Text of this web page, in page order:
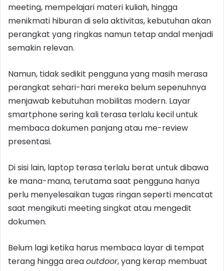
meeting, mempelajari materi kuliah, hingga
menikmati hiburan di sela aktivitas, kebutuhan akan
perangkat yang ringkas namun tetap andal menjadi
semakin relevan.
Namun, tidak sedikit pengguna yang masih merasa
perangkat sehari-hari mereka belum sepenuhnya
menjawab kebutuhan mobilitas modern. Layar
smartphone sering kali terasa terlalu kecil untuk
membaca dokumen panjang atau me-review
presentasi.
Di sisi lain, laptop terasa terlalu berat untuk dibawa
ke mana-mana, terutama saat pengguna hanya
perlu menyelesaikan tugas ringan seperti mencatat
saat mengikuti meeting singkat atau mengedit
dokumen.
Belum lagi ketika harus membaca layar di tempat
terang hingga areaoutdoor, yang kerap membuat